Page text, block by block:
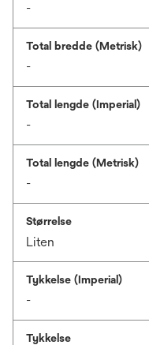
-
Total bredde (Metrisk)
-
Total lengde (Imperial)
-
Total lengde (Metrisk)
-
Størrelse
Liten
Tykkelse (Imperial)
-
Tykkelse